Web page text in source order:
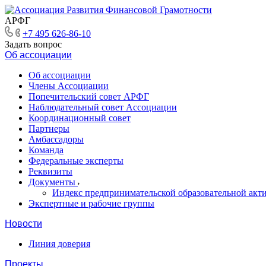
АРФГ
+7 495 626-86-10
Задать вопрос
Об ассоциации
Об ассоциации
Члены Ассоциации
Попечительский совет АРФГ
Наблюдательный совет Ассоциации
Координационный совет
Партнеры
Амбассадоры
Команда
Федеральные эксперты
Реквизиты
Документы
Индекс предпринимательской образовательной
Экспертные и рабочие группы
Новости
Линия доверия
Проекты